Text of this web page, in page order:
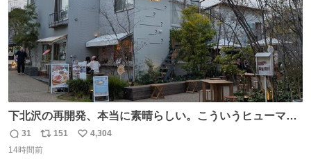
下北沢の再開発、本当に素晴らしい。こういうヒューマン
スケールの開発がいいんだよ。
返
信
31
リ
ポ
151
い
4,304
14時間前